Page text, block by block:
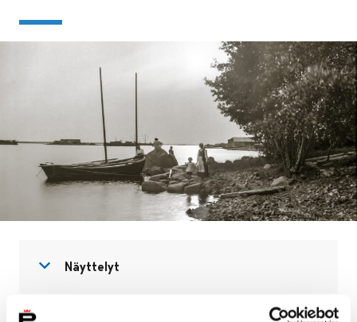
Avaa valikko
Sulje valikko
Näyttelyt